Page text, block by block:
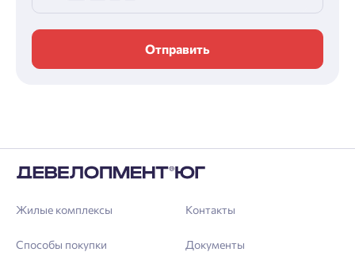
Отправить
Жилые комплексы
Способы покупки
Контакты
Документы